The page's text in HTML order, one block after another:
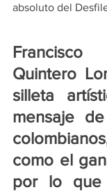
absoluto del
Quintero
silleta
mensaje
como el
por lo que